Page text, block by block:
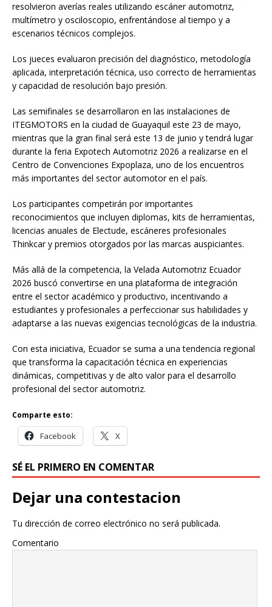
resolvieron averías reales utilizando escáner automotriz,
multímetro y osciloscopio, enfrentándose al tiempo y a
escenarios técnicos complejos.
Los jueces evaluaron precisión del diagnóstico, metodología
aplicada, interpretación técnica, uso correcto de herramientas
y capacidad de resolución bajo presión.
Las semifinales se desarrollaron en las instalaciones de
ITEGMOTORS en la ciudad de Guayaquil este 23 de mayo,
mientras que la gran final será este 13 de junio y tendrá lugar
durante la feria Expotech Automotriz 2026 a realizarse en el
Centro de Convenciones Expoplaza, uno de los encuentros
más importantes del sector automotor en el país.
Los participantes competirán por importantes
reconocimientos que incluyen diplomas, kits de herramientas,
licencias anuales de Electude, escáneres profesionales
Thinkcar y premios otorgados por las marcas auspiciantes.
Más allá de la competencia, la Velada Automotriz Ecuador
2026 buscó convertirse en una plataforma de integración
entre el sector académico y productivo, incentivando a
estudiantes y profesionales a perfeccionar sus habilidades y
adaptarse a las nuevas exigencias tecnológicas de la industria.
Con esta iniciativa, Ecuador se suma a una tendencia regional
que transforma la capacitación técnica en experiencias
dinámicas, competitivas y de alto valor para el desarrollo
profesional del sector automotriz.
Comparte esto:
Facebook X
SÉ EL PRIMERO EN COMENTAR
Dejar una contestacion
Tu dirección de correo electrónico no será publicada.
Comentario